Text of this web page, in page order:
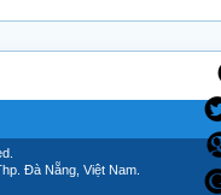
Đà Nẵng, Việt Nam.